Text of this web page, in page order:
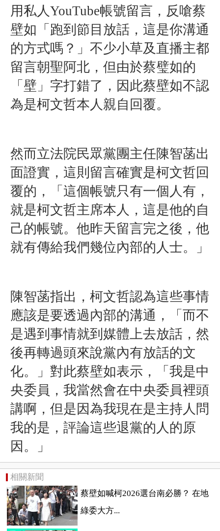
用私人YouTube帳號留言，反嗆蔡
壁如「跑到節目放話，這是你溝通
的方式嗎？」不少小草及直播主都
留言朝聖阿北，但由於蔡璧如的
「壁」字打錯了，因此蔡壁如不認
為是柯文哲本人親自回覆。
然而立法院民眾黨團主任陳智菡出
面證實，這則留言確實是柯文哲回
覆的，「這個帳號只有一個人有，
就是柯文哲主席本人，這是他的自
己的帳號。他昨天留言完之後，他
就有傳給我們幾位內部的人士。」
陳智菡指出，柯文哲認為這些事情
應該是要透過內部的溝通，「而不
是遇到事情就到媒體上去放話，然
後再轉過頭來說黨內有放話的文
化。」對此蔡壁如表示，「我是中
央委員，我當然會在中央委員裡頭
講啊，但是因為我現在是主持人問
我的是，評論這些退黨的人的原
因。」
相關新聞
蔡壁如喊柯2026選台南必勝？ 在地
綠委大方...